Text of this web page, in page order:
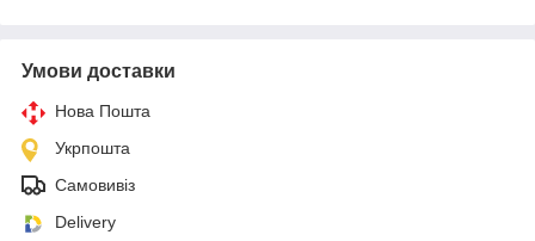
Умови доставки
Нова Пошта
Укрпошта
Самовивіз
Delivery